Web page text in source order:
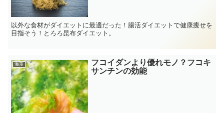
以外な食材がダイエットに最適だった！腸活ダイエットで健康痩せを
目指そう！とろろ昆布ダイエット。
海藻
フコイダンより優れモノ？フコキ
サンチンの効能